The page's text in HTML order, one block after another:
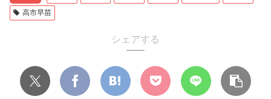
高市早苗
シェアする